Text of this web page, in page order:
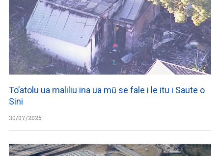
To’atolu ua maliliu ina ua mū se fale i le itu i Saute o
Sini
30/07/2026